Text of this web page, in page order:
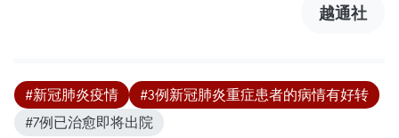
越通社
#新冠肺炎疫情
#3例新冠肺炎重症患者的病情有好转
#7例已治愈即将出院